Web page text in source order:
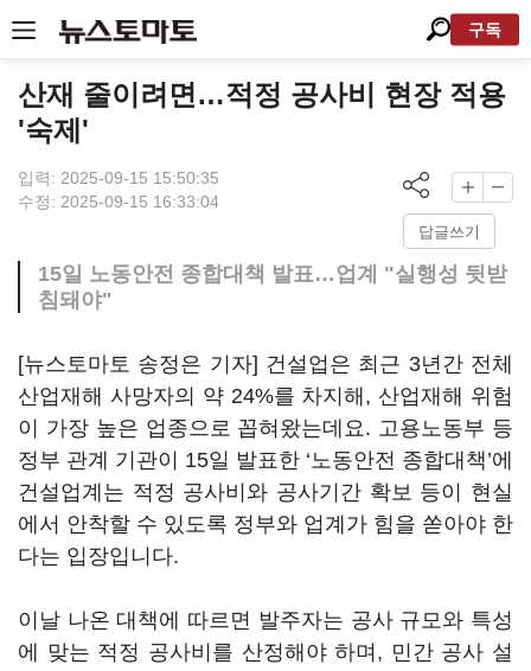
구독
산재 줄이려면…적정 공사비 현장 적용
'숙제'
입력: 2025-09-15 15:50:35
수정: 2025-09-15 16:33:04
답글쓰기
15일 노동안전 종합대책 발표…업계 "실행성 뒷받
침돼야"
[뉴스토마토 송정은 기자] 건설업은 최근 3년간 전체
산업재해 사망자의 약 24%를 차지해, 산업재해 위험
이 가장 높은 업종으로 꼽혀왔는데요. 고용노동부 등
정부 관계 기관이 15일 발표한 ‘노동안전 종합대책’에
건설업계는 적정 공사비와 공사기간 확보 등이 현실
에서 안착할 수 있도록 정부와 업계가 힘을 쏟아야 한
다는 입장입니다.
이날 나온 대책에 따르면 발주자는 공사 규모와 특성
에 맞는 적정 공사비를 산정해야 하며, 민간 공사 설